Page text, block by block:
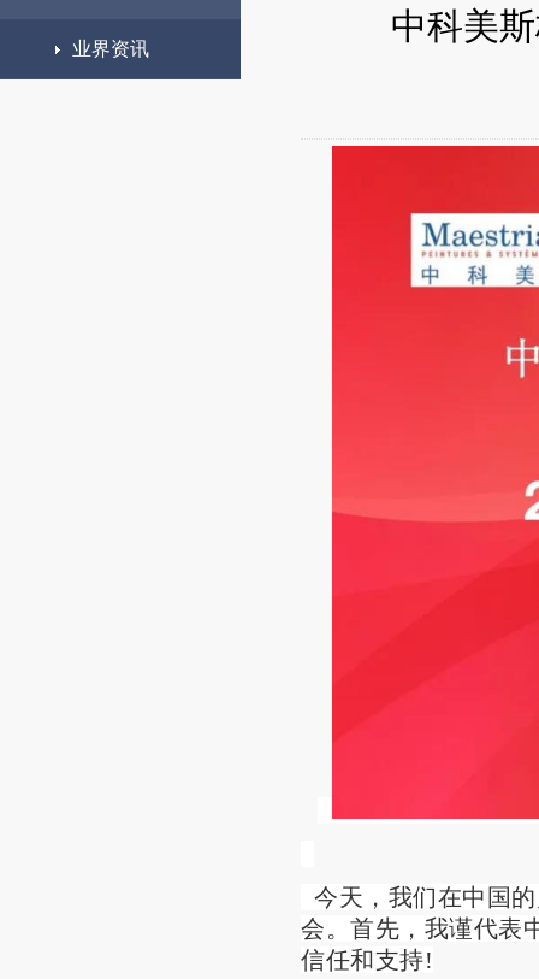
业界资讯
中科美
今天，我们在中国
会。首先，我谨代表
信任和支持!